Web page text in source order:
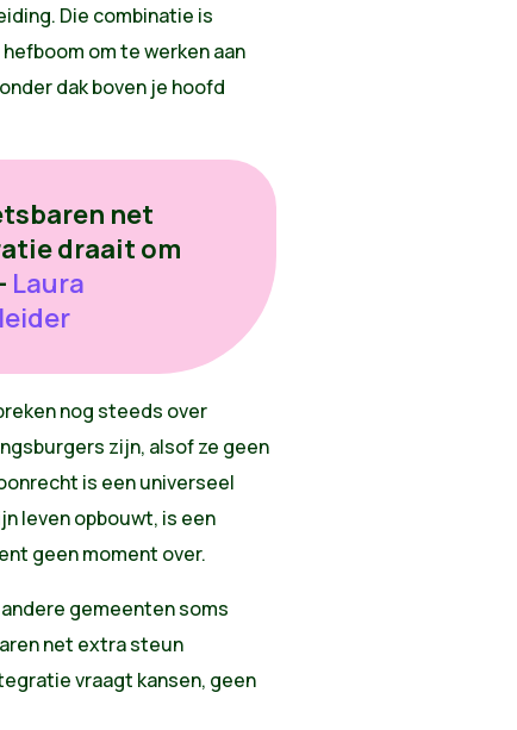
Die combinatie is
om te werken aan
dak boven je hoofd
net
draait om
Laura
nog steeds over
zijn, alsof ze geen
is een universeel
leven opbouwt, is een
geen moment over.
gemeenten soms
net extra steun
vraagt kansen, geen